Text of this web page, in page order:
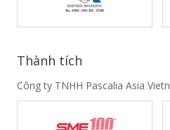
Thành tích
Công ty TNHH Pascalia Asia